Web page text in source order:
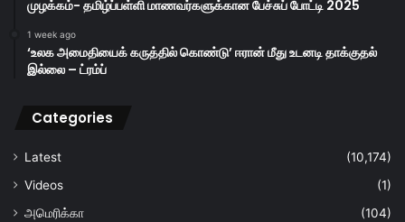
முழக்கம்- தமிழ்ப்பள்ளி மாணவர்களுக்கான பேச்சுப் போட்டி 2025
1 week ago
‘உலக அமைதியைக் கருத்தில் கொண்டு’ ஈரான் மீது உடனடி தாக்குதல்
இல்லை – ட்ரம்ப்
Categories
Latest
(10,174)
Videos
(1)
அமெரிக்கா
(104)